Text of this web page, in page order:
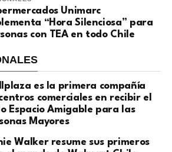
Unimarc
“Hora Silenciosa” para
con TEA en todo Chile
es la primera compañía
comerciales en recibir el
Espacio Amigable para las
Mayores
Walker resume sus primeros